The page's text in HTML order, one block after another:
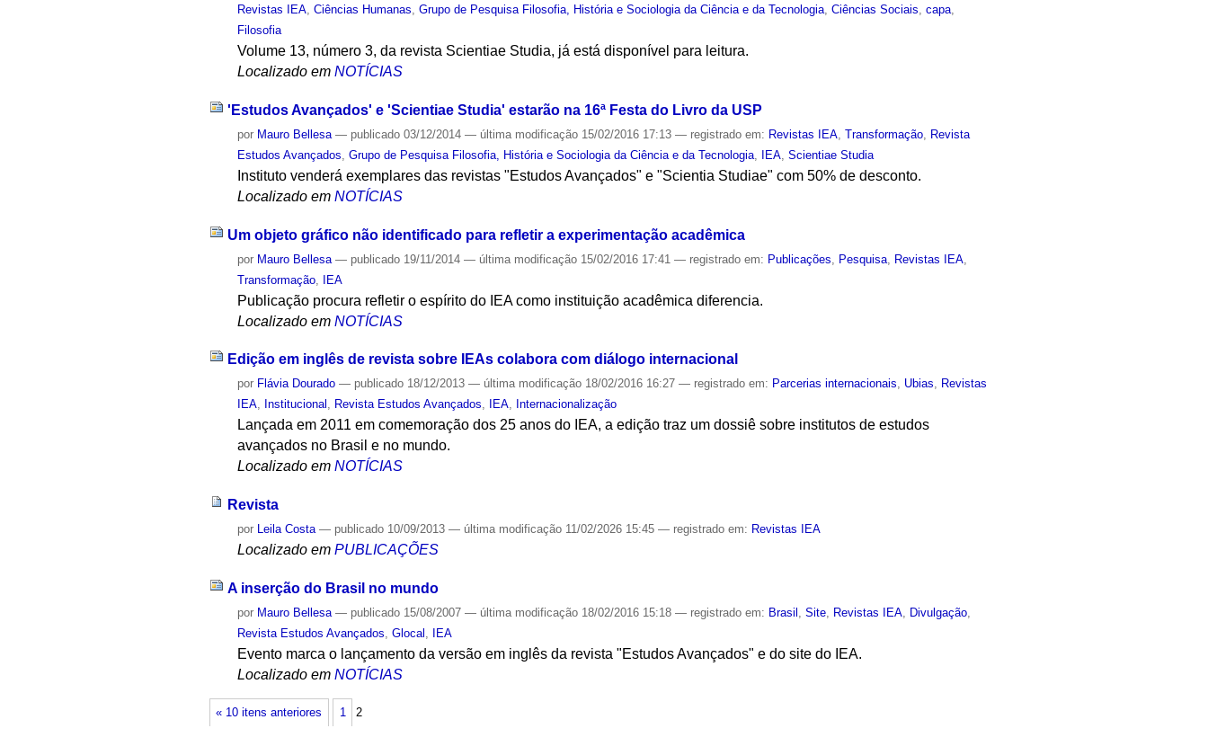
Revistas IEA,Ciências Humanas,Grupo de Pesquisa Filosofia, História e Sociologia da Ciência e da Tecnologia,Ciências Sociais,capa,
Filosofia
Volume 13, número 3, da revista Scientiae Studia, já está disponível para leitura.
Localizado em NOTÍCIAS
'Estudos Avançados' e 'Scientiae Studia' estarão na 16ª Festa do Livro da USP
por Mauro Bellesa — publicado 03/12/2014— última modificação 15/02/2016 17:13— registrado em: Revistas IEA ,Transformação
Revista
Estudos Avançados ,Grupo de Pesquisa Filosofia, História e Sociologia da Ciência e da Tecnologia IEA ,Scientiae Studia
Instituto venderá exemplares das revistas "Estudos Avançados" e "Scientia Studiae" com 50% de desconto.
Localizado em NOTÍCIAS
Um objeto gráfico não identificado para refletir a experimentação acadêmica
por Mauro Bellesa — publicado 19/11/2014— última modificação 15/02/2016 17:41— registrado em: Publicações Pesquisa Revistas IEA
Transformação IEA
Publicação procura refletir o espírito do IEA como instituição acadêmica diferencia.
Localizado em NOTÍCIAS
Edição em inglês de revista sobre IEAs colabora com diálogo internacional
por Flávia Dourado — publicado 18/12/2013— última modificação 18/02/2016 16:27— registrado em: Parcerias internacionais, Ubias, Revistas
IEA, Institucional , Revista Estudos Avançados, IEA, Internacionalização
Lançada em 2011 em comemoração dos 25 anos do IEA, a edição traz um dossiê sobre institutos de estudos
avançados no Brasil e no mundo.
Localizado em NOTÍCIAS
Revista
por Leila Costa — publicado 10/09/2013— última modificação 11/02/2026 15:45— registrado em: Revistas IEA
Localizado em PUBLICAÇÕES
A inserção do Brasil no mundo
por Mauro Bellesa — publicado 15/08/2007— última modificação 18/02/2016 15:18— registrado em: Brasil ,Site Revistas IEA Divulgação
Revista Estudos Avançados ,Glocal IEA
Evento marca o lançamento da versão em inglês da revista "Estudos Avançados" e do site do IEA.
Localizado em NOTÍCIAS
« 10 itens anteriores 1 2